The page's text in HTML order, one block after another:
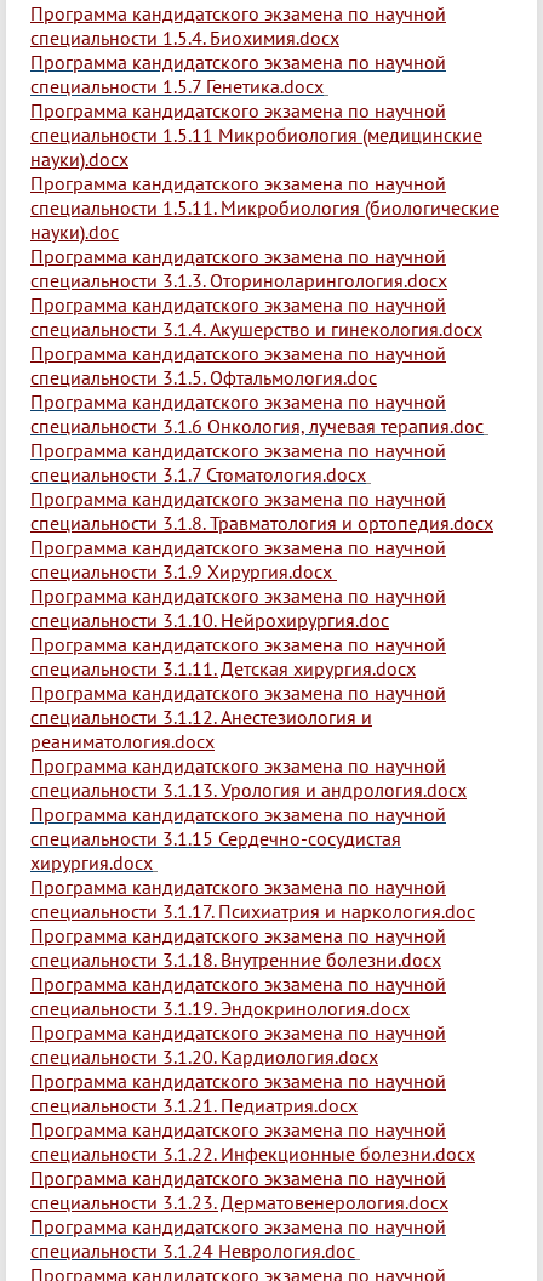
Программа кандидатского экзамена по научной
специальности 1.5.4. Биохимия.docx
Программа кандидатского экзамена по научной
специальности 1.5.7 Генетика.docx
Программа кандидатского экзамена по научной
специальности 1.5.11 Микробиология (медицинские
науки).docx
Программа кандидатского экзамена по научной
специальности 1.5.11. Микробиология (биологические
науки).doc
Программа кандидатского экзамена по научной
специальности 3.1.3. Оториноларингология.docx
Программа кандидатского экзамена по научной
специальности 3.1.4. Акушерство и гинекология.docx
Программа кандидатского экзамена по научной
специальности 3.1.5. Офтальмология.doc
Программа кандидатского экзамена по научной
специальности 3.1.6 Онкология, лучевая терапия.doc
Программа кандидатского экзамена по научной
специальности 3.1.7 Стоматология.docx
Программа кандидатского экзамена по научной
специальности 3.1.8. Травматология и ортопедия.docx
Программа кандидатского экзамена по научной
специальности 3.1.9 Хирургия.docx
Программа кандидатского экзамена по научной
специальности 3.1.10. Нейрохирургия.doc
Программа кандидатского экзамена по научной
специальности 3.1.11. Детская хирургия.docx
Программа кандидатского экзамена по научной
специальности 3.1.12. Анестезиология и
реаниматология.docx
Программа кандидатского экзамена по научной
специальности 3.1.13. Урология и андрология.docx
Программа кандидатского экзамена по научной
специальности 3.1.15 Сердечно-сосудистая
хирургия.docx
Программа кандидатского экзамена по научной
специальности 3.1.17. Психиатрия и наркология.doc
Программа кандидатского экзамена по научной
специальности 3.1.18. Внутренние болезни.docx
Программа кандидатского экзамена по научной
специальности 3.1.19. Эндокринология.docx
Программа кандидатского экзамена по научной
специальности 3.1.20. Кардиология.docx
Программа кандидатского экзамена по научной
специальности 3.1.21. Педиатрия.docx
Программа кандидатского экзамена по научной
специальности 3.1.22. Инфекционные болезни.docx
Программа кандидатского экзамена по научной
специальности 3.1.23. Дерматовенерология.docx
Программа кандидатского экзамена по научной
специальности 3.1.24 Неврология.doc
Программа кандидатского экзамена по научной